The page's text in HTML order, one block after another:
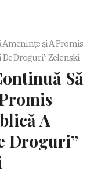
și A Promis
Droguri” Zelenski
Să
A
Droguri”